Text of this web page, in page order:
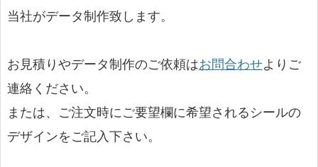
当社がデータ制作致します。
お見積りやデータ制作のご依頼はお問合わせよりご
連絡ください。
または、ご注文時にご要望欄に希望されるシールの
デザインをご記入下さい。